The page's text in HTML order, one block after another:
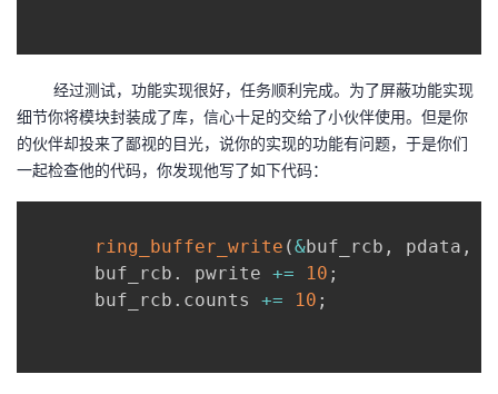
经过测试，功能实现很好，任务顺利完成。为了屏蔽功能实现
细节你将模块封装成了库，信心十足的交给了小伙伴使用。但是你
的伙伴却投来了鄙视的目光，说你的实现的功能有问题，于是你们
一起检查他的代码，你发现他写了如下代码：
ring_buffer_write (&buf_rcb , pdata ,
      buf_rcb
. pwrite += 10 ;
      buf_rcb
. counts += 10 ;